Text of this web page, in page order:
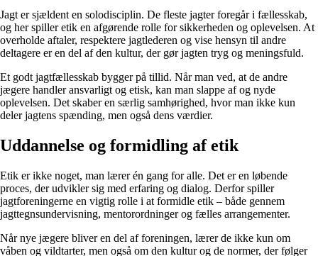
Jagt er sjældent en solodisciplin. De fleste jagter foregår i fællesskab,
og her spiller etik en afgørende rolle for sikkerheden og oplevelsen. At
overholde aftaler, respektere jagtlederen og vise hensyn til andre
deltagere er en del af den kultur, der gør jagten tryg og meningsfuld.
Et godt jagtfællesskab bygger på tillid. Når man ved, at de andre
jægere handler ansvarligt og etisk, kan man slappe af og nyde
oplevelsen. Det skaber en særlig samhørighed, hvor man ikke kun
deler jagtens spænding, men også dens værdier.
Uddannelse og formidling af etik
Etik er ikke noget, man lærer én gang for alle. Det er en løbende
proces, der udvikler sig med erfaring og dialog. Derfor spiller
jagtforeningerne en vigtig rolle i at formidle etik – både gennem
jagttegnsundervisning, mentorordninger og fælles arrangementer.
Når nye jægere bliver en del af foreningen, lærer de ikke kun om
våben og vildtarter, men også om den kultur og de normer, der følger